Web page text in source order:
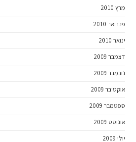
מרץ 2010
פברואר 2010
ינואר 2010
דצמבר 2009
נובמבר 2009
אוקטובר 2009
ספטמבר 2009
אוגוסט 2009
יולי 2009